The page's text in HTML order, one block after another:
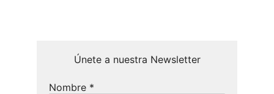
Únete a nuestra Newsletter
Nombre *